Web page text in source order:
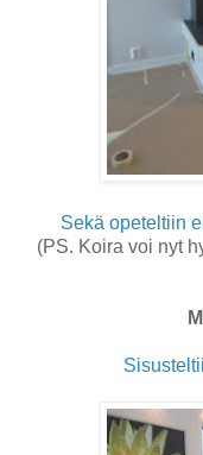
Sekä opeteltiin
(PS. Koira voi nyt